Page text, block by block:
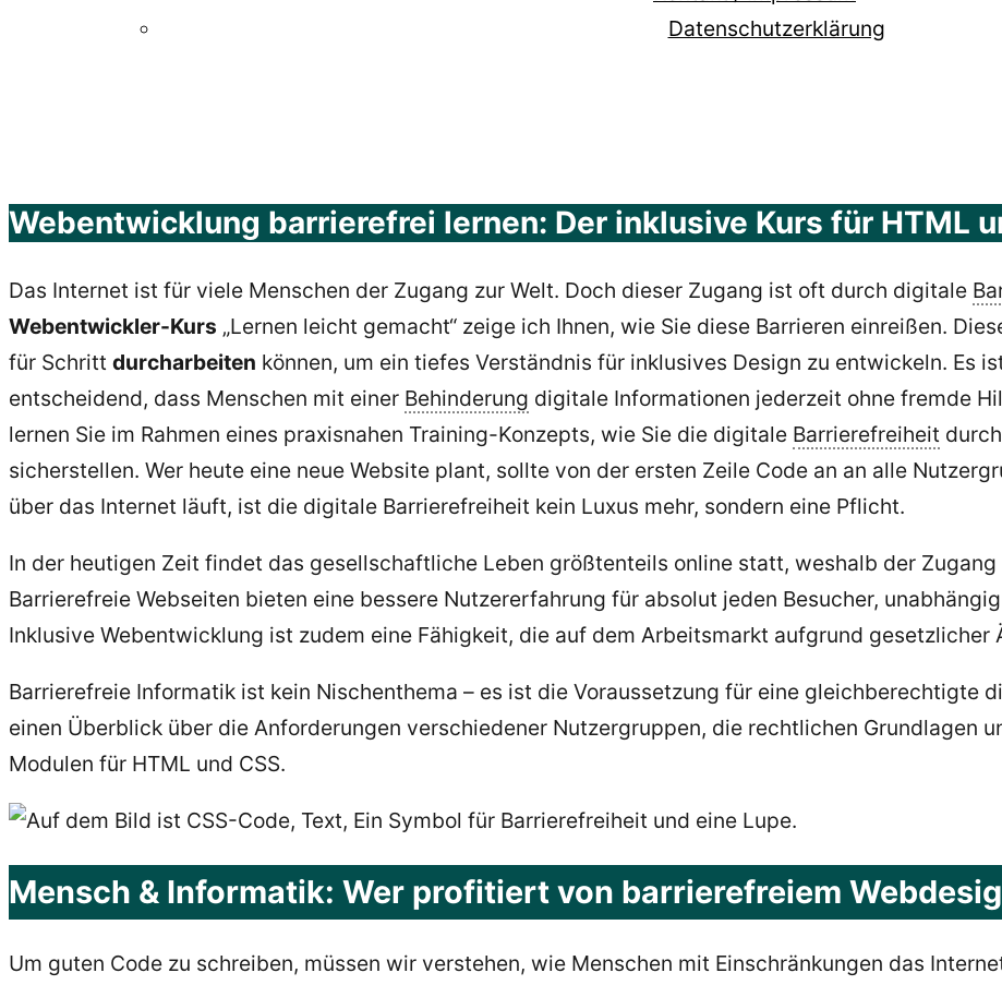
Datenschutzerklärung
Webentwicklung barrierefrei lernen: Der inklusive Kurs für HTML
Das Internet ist für viele Menschen der Zugang zur Welt. Doch dieser Zugang ist oft durch digitale
Webentwickler-Kurs „Lernen leicht gemacht“ zeige ich Ihnen, wie Sie diese Barrieren einreißen.
für Schritt durcharbeiten können, um ein tiefes Verständnis für inklusives Design zu entwickeln. Es
entscheidend, dass Menschen mit einer Behinderung digitale Informationen jederzeit ohne fremde
lernen Sie im Rahmen eines praxisnahen Training-Konzepts, wie Sie die digitale Barrierefreiheit
sicherstellen. Wer heute eine neue Website plant, sollte von der ersten Zeile Code an an alle
über das Internet läuft, ist die digitale Barrierefreiheit kein Luxus mehr, sondern eine Pflicht.
In der heutigen Zeit findet das gesellschaftliche Leben größtenteils online statt, weshalb der
Barrierefreie Webseiten bieten eine bessere Nutzererfahrung für absolut jeden Besucher,
Inklusive Webentwicklung ist zudem eine Fähigkeit, die auf dem Arbeitsmarkt aufgrund
Barrierefreie Informatik ist kein Nischenthema – es ist die Voraussetzung für eine gleichberechtigte
einen Überblick über die Anforderungen verschiedener Nutzergruppen, die rechtlichen Grundlagen
Modulen für HTML und CSS.
Mensch & Informatik: Wer profitiert von barrierefreiem
Um guten Code zu schreiben, müssen wir verstehen, wie Menschen mit Einschränkungen das